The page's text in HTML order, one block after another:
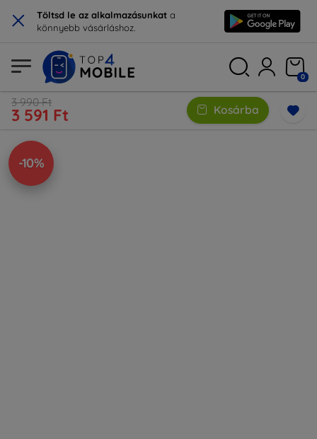
× Töltsd le az alkalmazásunkat a
könnyebb vásárláshoz.
0
3 990 Ft
3 591 Ft Kosárba
-10%